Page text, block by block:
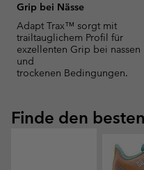
Grip bei Nässe
Adapt Trax™ sorgt mit
trailtauglichem Profil für
exzellenten Grip bei nassen
und
trockenen Bedingungen.
Finde den